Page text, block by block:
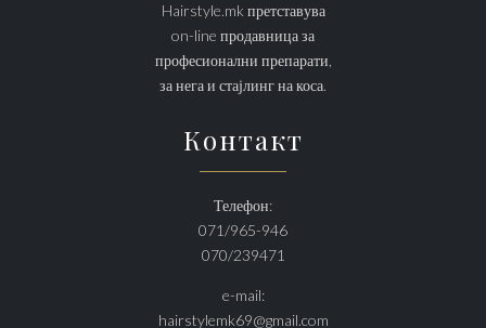
Hairstyle.mk претставува
on-line продавница за
професионални препарати,
за нега и стајлинг на коса.
Контакт
Телефон:
071/965-946
070/239471
e-mail:
hairstylemk69@gmail.com